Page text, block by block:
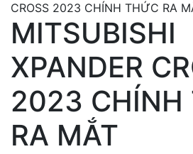
CROSS 2023 CHÍNH THỨC RA
MITSUBISHI
XPANDER
2023 CHÍNH
RA MẮT